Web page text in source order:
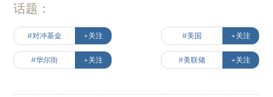
话题：
#对冲基金 +关注 #美国 +关注
#华尔街 +关注 #美联储 +关注